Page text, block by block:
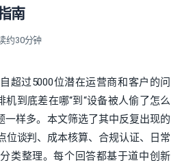
南
约30分钟
超过5000位潜在运营商和客户的问
机到底差在哪“到“设备被人偷了怎么
样多。本文筛选了其中反复出现的
位谈判、成本核算、合规认证、日常
类整理。每个回答都基于道中创新